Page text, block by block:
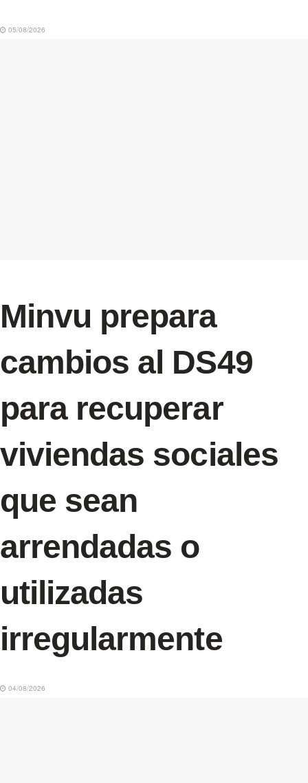
05/08/2026
Minvu prepara
cambios al DS49
para recuperar
viviendas sociales
que sean
arrendadas o
utilizadas
irregularmente
04/08/2026